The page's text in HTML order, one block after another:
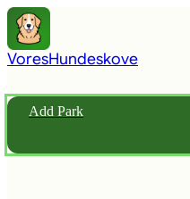
VoresHundeskove
Add Park